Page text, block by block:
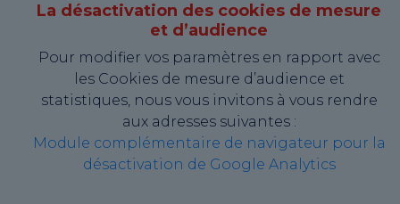
La désactivation des cookies de mesure
et d’audience
Pour modifier vos paramètres en rapport avec
les Cookies de mesure d’audience et
statistiques, nous vous invitons à vous rendre
aux adresses suivantes :
Module complémentaire de navigateur pour la
désactivation de Google Analytics